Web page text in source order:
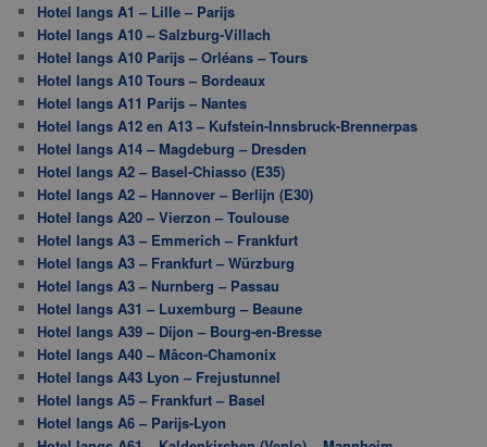
Hotel langs A1 – Lille – Parijs
Hotel langs A10 – Salzburg-Villach
Hotel langs A10 Parijs – Orléans – Tours
Hotel langs A10 Tours – Bordeaux
Hotel langs A11 Parijs – Nantes
Hotel langs A12 en A13 – Kufstein-Innsbruck-Brennerpas
Hotel langs A14 – Magdeburg – Dresden
Hotel langs A2 – Basel-Chiasso (E35)
Hotel langs A2 – Hannover – Berlijn (E30)
Hotel langs A20 – Vierzon – Toulouse
Hotel langs A3 – Emmerich – Frankfurt
Hotel langs A3 – Frankfurt – Würzburg
Hotel langs A3 – Nurnberg – Passau
Hotel langs A31 – Luxemburg – Beaune
Hotel langs A39 – Dijon – Bourg-en-Bresse
Hotel langs A40 – Mâcon-Chamonix
Hotel langs A43 Lyon – Frejustunnel
Hotel langs A5 – Frankfurt – Basel
Hotel langs A6 – Parijs-Lyon